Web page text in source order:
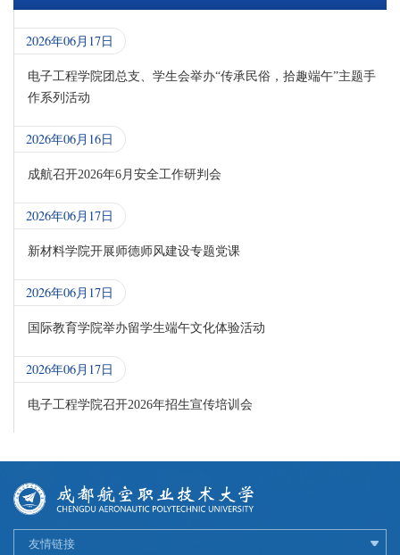
2026年06月17日
电子工程学院团总支、学生会举办“传承民俗，拾趣端午”主题手
作系列活动
2026年06月16日
成航召开2026年6月安全工作研判会
2026年06月17日
新材料学院开展师德师风建设专题党课
2026年06月17日
国际教育学院举办留学生端午文化体验活动
2026年06月17日
电子工程学院召开2026年招生宣传培训会
友情链接